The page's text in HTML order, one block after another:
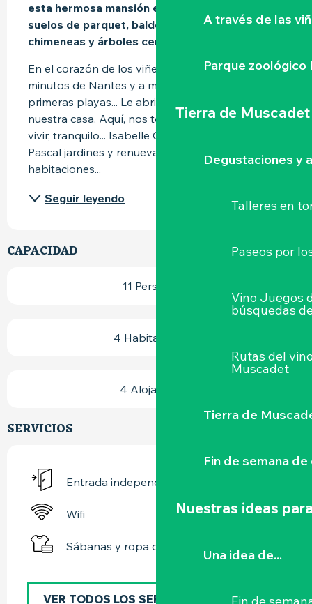
A través de las
Parque zoológico
Tierra de Muscadet
Degustaciones y
Talleres en
Paseos por
Vino Juegos
búsquedas
Rutas del
Muscadet
Tierra de
Fin de semana
Nuestras ideas
Una idea de...
esta hermosa mansión es apreciada por los
suelos de parquet, baldosas de cemento,
chimeneas y árboles centenarios...
En el corazón de los viñedos de Nantes, a 20
minutos de Nantes y a menos de una hora de las
primeras playas... Le abrimos las puertas de
nuestra casa. Aquí, nos tomamos el tiempo para
vivir, tranquilo... Isabelle China y hace mermelada,
Pascal jardines y renueva la casa.... Las
habitaciones...
Seguir leyendo
CAPACIDAD
11 Persona(s)
4 Habitación(es)
4 Alojamiento
SERVICIOS
Entrada independiente
Wifi
Sábanas y ropa de cama
VER TODOS LOS SERVICIOS